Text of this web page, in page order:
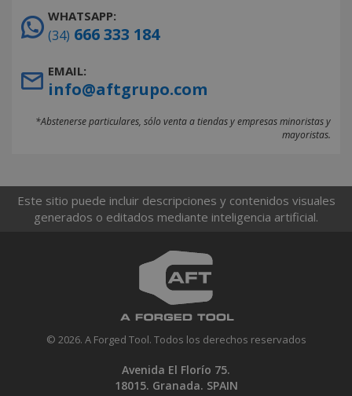
WHATSAPP:
(34) 666 333 184
EMAIL:
info@aftgrupo.com
*Abstenerse particulares, sólo venta a tiendas y empresas minoristas y
mayoristas.
Este sitio puede incluir descripciones y contenidos visuales
generados o editados mediante inteligencia artificial.
© 2026. A Forged Tool. Todos los derechos reservados
Avenida El Florío 75.
18015. Granada. SPAIN